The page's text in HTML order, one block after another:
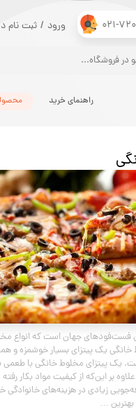
021- ورود / ثبت نام
راهنمای خرید
فست‌فودهای جهان است که انواع
خانگی یک پیتزای بسیار خوشمزه و
یک پیتزای مخلوط خانگی با طعمی
بر این‌که از کیفیت مواد بکار
زیادی در هزینه‌های خانوادگی
بهترین …